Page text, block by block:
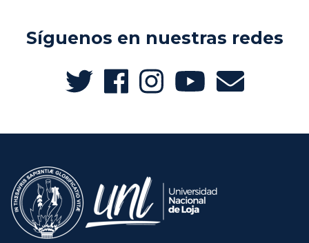
Síguenos en nuestras redes